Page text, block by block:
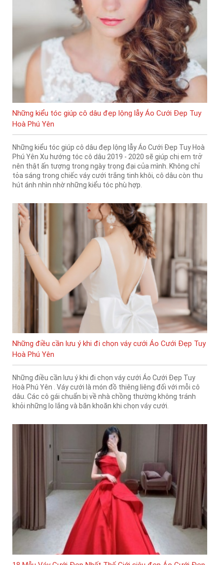
Những kiểu tóc giúp cô dâu đẹp lộng lẫy Áo Cưới Đẹp Tuy
Hoà Phú Yên
Những kiểu tóc giúp cô dâu đẹp lộng lẫy Áo Cưới Đẹp Tuy Hoà
Phú Yên Xu hướng tóc cô dâu 2019 - 2020 sẽ giúp chị em trở
nên thật ấn tượng trong ngày trọng đại của mình. Không chỉ
tỏa sáng trong chiếc váy cưới trắng tinh khôi, cô dâu còn thu
hút ánh nhìn nhờ những kiểu tóc phù hợp.
Những điều cần lưu ý khi đi chọn váy cưới Áo Cưới Đẹp Tuy
Hoà Phú Yên
Những điều cần lưu ý khi đi chọn váy cưới Áo Cưới Đẹp Tuy
Hoà Phú Yên . Váy cưới là món đồ thiêng liêng đối với mỗi cô
dâu. Các cô gái chuẩn bị về nhà chồng thường không tránh
khỏi những lo lắng và băn khoăn khi chọn váy cưới.